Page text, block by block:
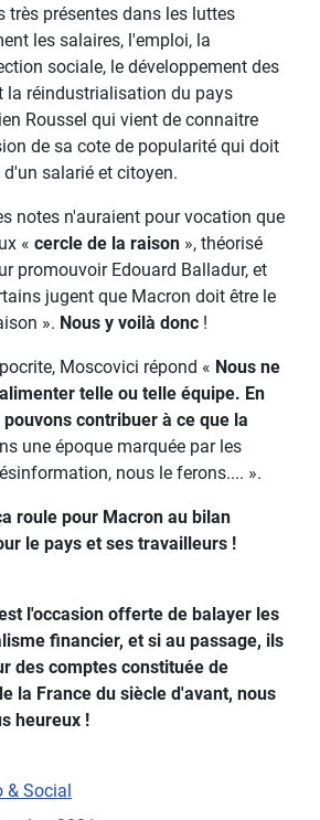
très présentes dans les luttes
les salaires, l'emploi, la
sociale, le développement des
la réindustrialisation du pays
Roussel qui vient de connaitre
de sa cote de popularité qui doit
salarié et citoyen.
notes n'auraient pour vocation que
« cercle de la raison », théorisé
promouvoir Edouard Balladur, et
jugent que Macron doit être le
». Nous y voilà donc !
Moscovici répond « Nous ne
telle ou telle équipe. En
contribuer à ce que la
une époque marquée par les
nous le ferons.... ».
roule pour Macron au bilan
le pays et ses travailleurs !
l'occasion offerte de balayer les
financier, et si au passage, ils
des comptes constituée de
la France du siècle d'avant, nous
heureux !
& Social